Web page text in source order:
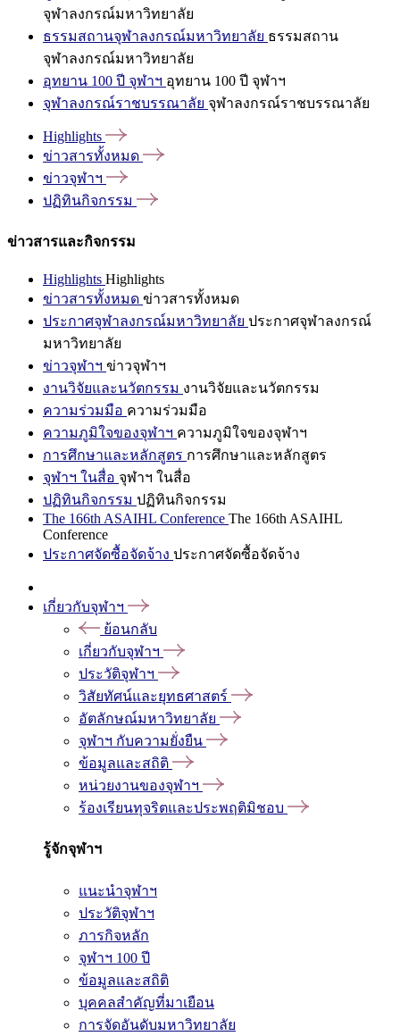
จุฬาลงกรณ์มหาวิทยาลัย
ธรรมสถานจุฬาลงกรณ์มหาวิทยาลัย ธรรมสถาน
จุฬาลงกรณ์มหาวิทยาลัย
อุทยาน 100 ปี จุฬาฯ อุทยาน 100 ปี จุฬาฯ
จุฬาลงกรณ์ราชบรรณาลัย จุฬาลงกรณ์ราชบรรณาลัย
Highlights
ข่าวสารทั้งหมด
ข่าวจุฬาฯ
ปฏิทินกิจกรรม
ข่าวสารและกิจกรรม
Highlights Highlights
ข่าวสารทั้งหมด ข่าวสารทั้งหมด
ประกาศจุฬาลงกรณ์มหาวิทยาลัย ประกาศจุฬาลงกรณ์
มหาวิทยาลัย
ข่าวจุฬาฯ ข่าวจุฬาฯ
งานวิจัยและนวัตกรรม งานวิจัยและนวัตกรรม
ความร่วมมือ ความร่วมมือ
ความภูมิใจของจุฬาฯ ความภูมิใจของจุฬาฯ
การศึกษาและหลักสูตร การศึกษาและหลักสูตร
จุฬาฯ ในสื่อ จุฬาฯ ในสื่อ
ปฏิทินกิจกรรม ปฏิทินกิจกรรม
The 166th ASAIHL Conference The 166th ASAIHL
Conference
ประกาศจัดซื้อจัดจ้าง ประกาศจัดซื้อจัดจ้าง
เกี่ยวกับจุฬาฯ
ย้อนกลับ
เกี่ยวกับจุฬาฯ
ประวัติจุฬาฯ
วิสัยทัศน์และยุทธศาสตร์
อัตลักษณ์มหาวิทยาลัย
จุฬาฯ กับความยั่งยืน
ข้อมูลและสถิติ
หน่วยงานของจุฬาฯ
ร้องเรียนทุจริตและประพฤติมิชอบ
รู้จักจุฬาฯ
แนะนำจุฬาฯ
ประวัติจุฬาฯ
ภารกิจหลัก
จุฬาฯ 100 ปี
ข้อมูลและสถิติ
บุคคลสำคัญที่มาเยือน
การจัดอันดับมหาวิทยาลัย